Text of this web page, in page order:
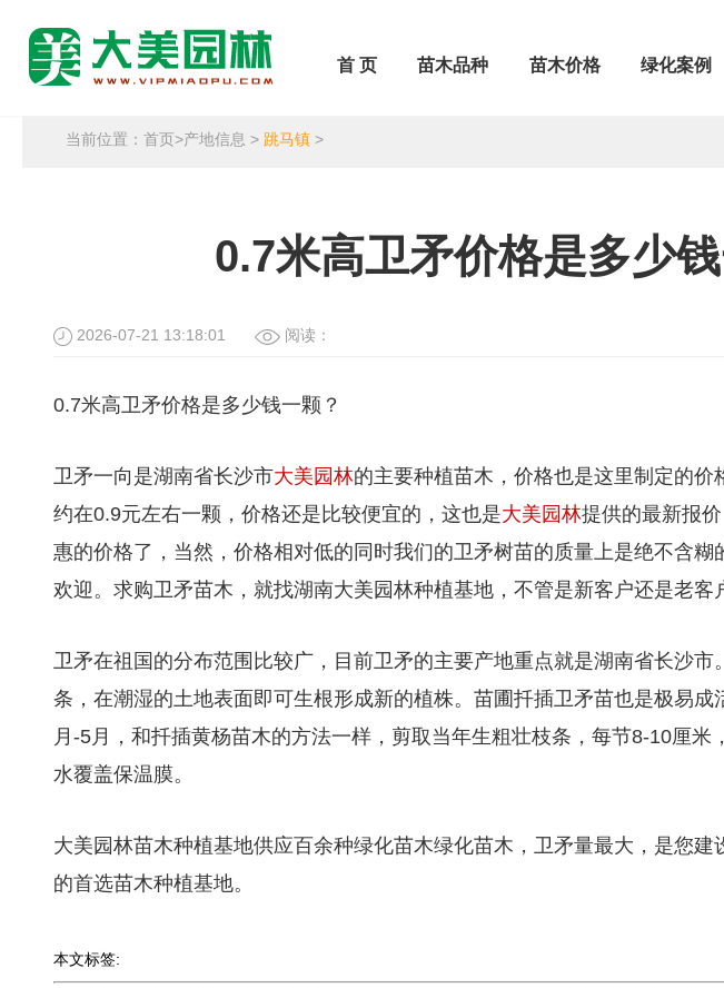
首 页 苗木品种 苗木价格 绿化案例
当前位置：首页>产地信息 > 跳马镇 >
0.7米高卫矛价格是多少
2026-07-21 13:18:01 阅读：
0.7米高卫矛价格是多少钱一颗？
卫矛一向是湖南省长沙市大美园林的主要种植苗木，价格也是这里制定的价
约在0.9元左右一颗，价格还是比较便宜的，这也是大美园林提供的最新报
惠的价格了，当然，价格相对低的同时我们的卫矛树苗的质量上是绝不含
欢迎。求购卫矛苗木，就找湖南大美园林种植基地，不管是新客户还是老客
卫矛在祖国的分布范围比较广，目前卫矛的主要产地重点就是湖南省长沙
条，在潮湿的土地表面即可生根形成新的植株。苗圃扦插卫矛苗也是极易成
月-5月，和扦插黄杨苗木的方法一样，剪取当年生粗壮枝条，每节8-10厘米
水覆盖保温膜。
大美园林苗木种植基地供应百余种绿化苗木绿化苗木，卫矛量最大，是您
的首选苗木种植基地。
本文标签: